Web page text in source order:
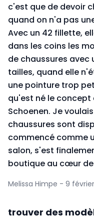
c'est que de devoir
quand on n'a pas
Avec un 42 fillette,
dans les coins les
de chaussures avec
tailles, quand elle
une pointure trop
qu'est né le concept
Schoenen. Je
chaussures sont
commencé comme
salon, s'est
boutique au cœur
Melissa Himpe - 9 février
trouver des